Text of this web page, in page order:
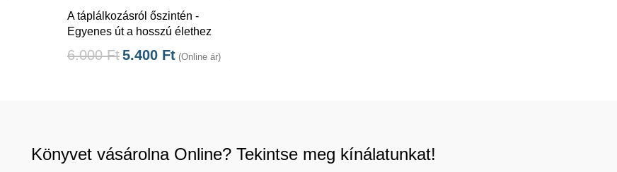
A táplálkozásról őszintén -
Egyenes út a hosszú élethez
6.000Ft5.400 Ft (Online ár)
Könyvet vásárolna Online? Tekintse meg kínálatunkat!